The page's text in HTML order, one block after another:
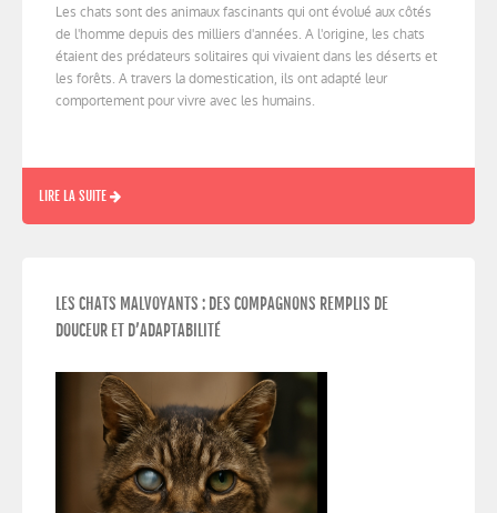
Les chats sont des animaux fascinants qui ont évolué aux côtés
de l'homme depuis des milliers d'années. A l'origine, les chats
étaient des prédateurs solitaires qui vivaient dans les déserts et
les forêts. A travers la domestication, ils ont adapté leur
comportement pour vivre avec les humains.
LIRE LA SUITE
LES CHATS MALVOYANTS : DES COMPAGNONS REMPLIS DE
DOUCEUR ET D’ADAPTABILITÉ